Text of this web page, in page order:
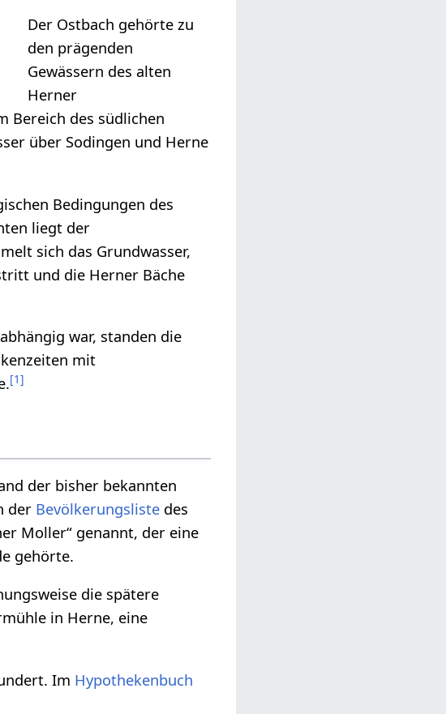
Der Ostbach gehörte zu
den prägenden
Gewässern des alten
Herner
Bereich des südlichen
über Sodingen und Herne
Bedingungen des
liegt der
sich das Grundwasser,
und die Herner Bäche
war, standen die
mit
[1]
der bisher bekannten
der Bevölkerungsliste des
Moller“ genannt, der eine
gehörte.
die spätere
in Herne, eine
Im Hypothekenbuch